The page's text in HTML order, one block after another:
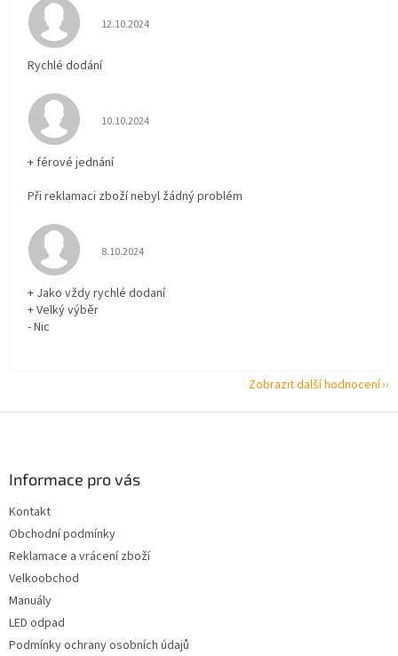
Hodnocení obchodu je 5 z 5 hvězdiček.
12.10.2024
Rychlé dodání
Hodnocení obchodu je 5 z 5 hvězdiček.
10.10.2024
+ férové jednání
Při reklamaci zboží nebyl žádný problém
Hodnocení obchodu je 5 z 5 hvězdiček.
8.10.2024
+ Jako vždy rychlé dodaní
+ Velký výběr
- Nic
Zobrazit další hodnocení
Informace pro vás
Kontakt
Obchodní podmínky
Reklamace a vrácení zboží
Velkoobchod
Manuály
LED odpad
Podmínky ochrany osobních údajů